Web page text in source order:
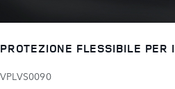
PROTEZIONE FLESSIBILE PER
VPLVS0090